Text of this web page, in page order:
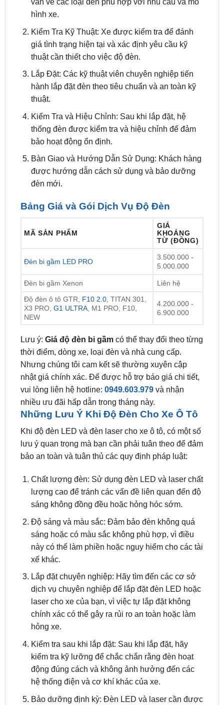
Kiểm Tra Kỹ Thuật: Xe được kiểm tra để đánh
giá tình trạng hiện tại và xác định yêu cầu kỹ
thuật cần thiết cho việc độ đèn.
Lắp Đặt: Các kỹ thuật viên chuyên nghiệp tiến
hành lắp đặt đèn theo tiêu chuẩn và an toàn kỹ
thuật.
Kiểm Tra và Hiệu Chỉnh: Sau khi lắp đặt, hệ
thống đèn được kiểm tra và hiệu chỉnh để đảm
bảo hoạt động ổn định.
Bàn Giao và Hướng Dẫn Sử Dụng: Khách hàng
được hướng dẫn cách sử dụng và bảo dưỡng
đèn mới.
Bảng Giá và Gói Dịch Vụ Độ Đèn
MÃ SẢN PHẨM
KHOẢNG
Đèn bi gầm LED PRO
3.500.000 -
5.000.000
Đèn bi gầm Xenon
Liên hệ
X3 PRO,G1 ULTRA
6.900.000
Lưu ý:Giá độ đèn bi gầmcó thể thay đổi theo từng
Nhưng chúng tôi cam kết sẽ thường xuyên cập
nhật giá chính xác. Để được hỗ trợ báo giá chi tiết,
vui lòng liên hệ hotline:0949.603.979 và nhận
nhiều ưu đãi hấp dẫn trong tháng này.
Những Lưu Ý Khi Độ Đèn Cho Xe Ô Tô
Khi độ đèn LED và đèn laser cho xe ô tô, có một số
lưu ý quan trọng mà bạn cần phải tuân theo để đảm
bảo an toàn và tuân thủ các quy định pháp luật:
Chất lượng đèn: Sử dụng đèn LED và laser chất
sáng không đồng đều hoặc hỏng hóc sớm.
Độ sáng và màu sắc: Đảm bảo đèn không quá
sáng hoặc có màu sắc không phù hợp, vì điều
này có thể làm phiền hoặc nguy hiểm cho các tài
xế khác.
Lắp đặt chuyên nghiệp: Hãy tìm đến các cơ sở
dịch vụ chuyên nghiệp để lắp đặt đèn LED hoặc
laser cho xe của bạn, vì việc tự lắp đặt không
chính xác có thể gây ra rủi ro an toàn hoặc làm
hỏng xe.
Kiểm tra sau khi lắp đặt: Sau khi lắp đặt, hãy
kiểm tra kỹ lưỡng để chắc chắn rằng đèn hoạt
động đúng cách và không ảnh hưởng đến các
hệ thống điện và cơ khí khác của xe.
Bảo dưỡng định kỳ: Đèn LED và laser cần được
bảo dưỡng định kỳ để duy trì chất lượng ánh
sáng và đảm bảo an toàn lâu dài.